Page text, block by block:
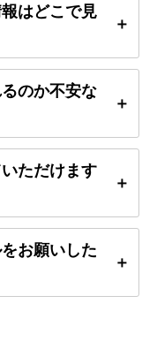
はどこで見
のか不安な
ただけます
お願いした